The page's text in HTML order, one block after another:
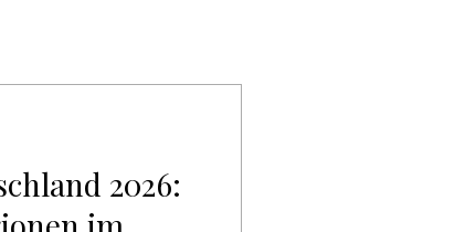
2026: